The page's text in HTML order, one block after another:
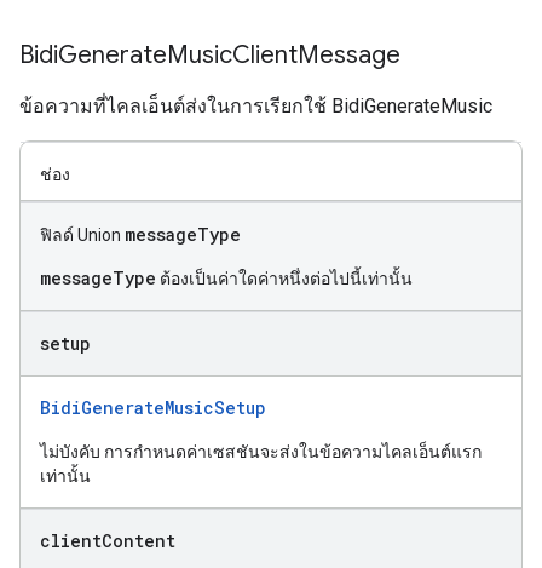
BidiGenerateMusicClientMessage
ข้อความที่ไคลเอ็นต์ส่งในการเรียกใช้ BidiGenerateMusic
ช่อง
ฟิลด์ Union messageType
messageType ต้องเป็นค่าใดค่าหนึ่งต่อไปนี้เท่านั้น
setup
BidiGenerateMusicSetup
ไม่บังคับ การกำหนดค่าเซสชันจะส่งในข้อความไคลเอ็นต์แรก
เท่านั้น
clientContent